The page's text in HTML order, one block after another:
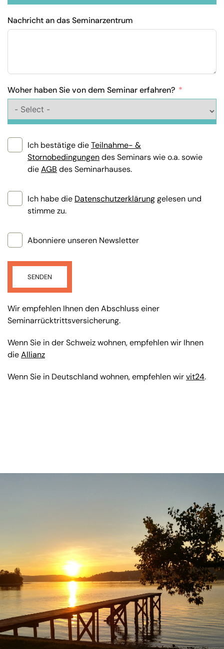
Nachricht an das Seminarzentrum
Woher haben Sie von dem Seminar erfahren?
Ich bestätige dieTeilnahme- &
Stornobedingungendes Seminars wie o.a. sowie
dieAGB des Seminarhauses.
Ich habe die Datenschutzerklärunggelesen und
stimme zu.
Abonniere unseren Newsletter
SENDEN
Wir empfehlen Ihnen den Abschluss einer
Seminarrücktrittsversicherung.
Wenn Sie in der Schweiz wohnen, empfehlen wir Ihnen
dieAllianz
Wenn Sie in Deutschland wohnen, empfehlen wirvit24.